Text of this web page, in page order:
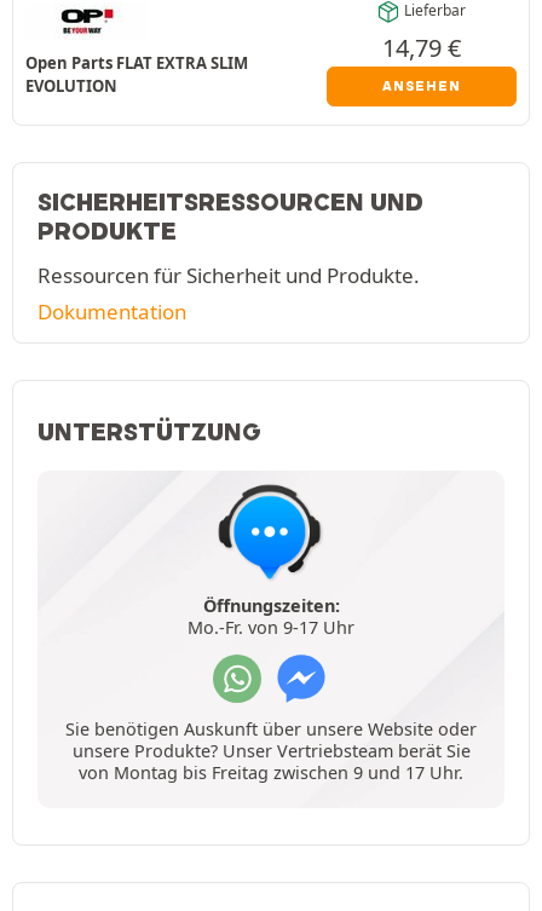
Open Parts FLAT EXTRA SLIM
EVOLUTION
Lieferbar
14,79€
ANSEHEN
SICHERHEITSRESSOURCEN UND
PRODUKTE
Ressourcen für Sicherheit und Produkte.
Dokumentation
UNTERSTÜTZUNG
Öffnungszeiten:
Mo.-Fr. von 9-17 Uhr
Sie benötigen Auskunft über unsere Website oder
unsere Produkte? Unser Vertriebsteam berät Sie
von Montag bis Freitag zwischen 9 und 17 Uhr.